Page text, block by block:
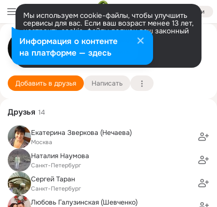
Войти
Мы используем cookie-файлы, чтобы улучшить
сервисы для вас. Если ваш возраст менее 13 лет,
настроить cookie-файлы должен ваш законный
представитель. Больше информации
Разрешить все Настроить
Ольга Кузьмина
Санкт-Петербург
Санкт-Петербургский физико-механический
Подробнее
Добавить в друзья Написать
Друзья 14
Екатерина Зверкова (Нечаева)
Москва
Наталия Наумова
Санкт-Петербург
Сергей Таран
Санкт-Петербург
Любовь Галузинская (Шевченко)
Информация о контенте
на платформе — здесь